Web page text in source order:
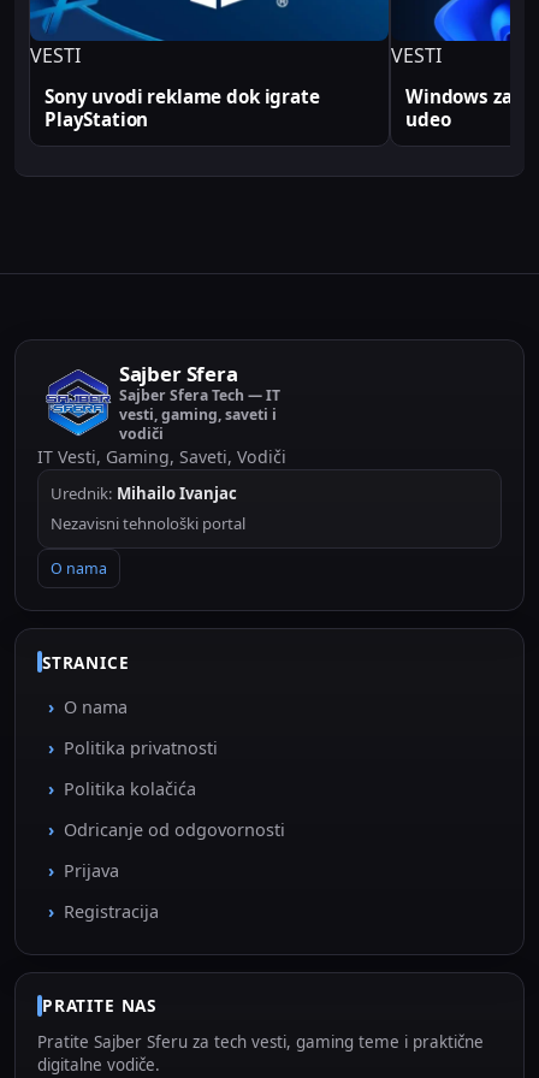
VESTI
Sony uvodi reklame dok igrate
PlayStation
VESTI
Windows
udeo
Sajber Sfera
Sajber Sfera Tech — IT
vesti, gaming, saveti i
vodiči
IT Vesti, Gaming, Saveti, Vodiči
Urednik: Mihailo Ivanjac
Nezavisni tehnološki portal
O nama
STRANICE
O nama
Politika privatnosti
Politika kolačića
Odricanje od odgovornosti
Prijava
Registracija
PRATITE NAS
Pratite Sajber Sferu za tech vesti, gaming teme i praktične
digitalne vodiče.